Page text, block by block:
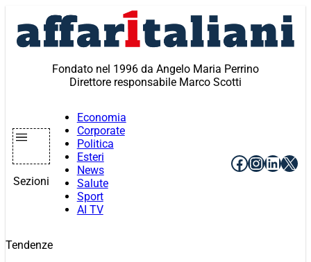
contenuto
Fondato nel 1996 da Angelo Maria Perrino
Direttore responsabile Marco Scotti
Sezioni
Economia
Corporate
Politica
Esteri
News
Salute
Sport
AI TV
Facebook
X
Tendenze